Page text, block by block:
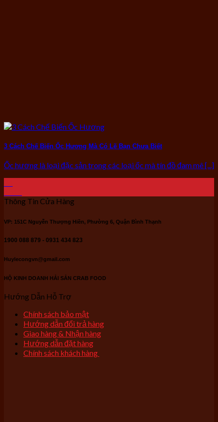
3 Cách Chế Biến Ốc Hương Mà Có Lẽ Bạn Chưa Biết
Ốc hương là loại đặc sản trong các loại ốc mà tín đồ đam mê [...]
Thông Tin Cửa Hàng
VP: 151C Nguyễn Thượng Hiền, Phường 6, Quận Bình Thạnh
1900 088 879 - 0931 434 823
Huylecongvn@gmail.com
HỘ KINH DOANH HẢI SẢN CRAB FOOD
Hướng Dẫn Hỗ Trợ
Chính sách bảo mật
Hướng dẫn đổi trả hàng
Giao hàng & Nhận hàng
Hướng dẫn đặt hàng
Chính sách khách hàng